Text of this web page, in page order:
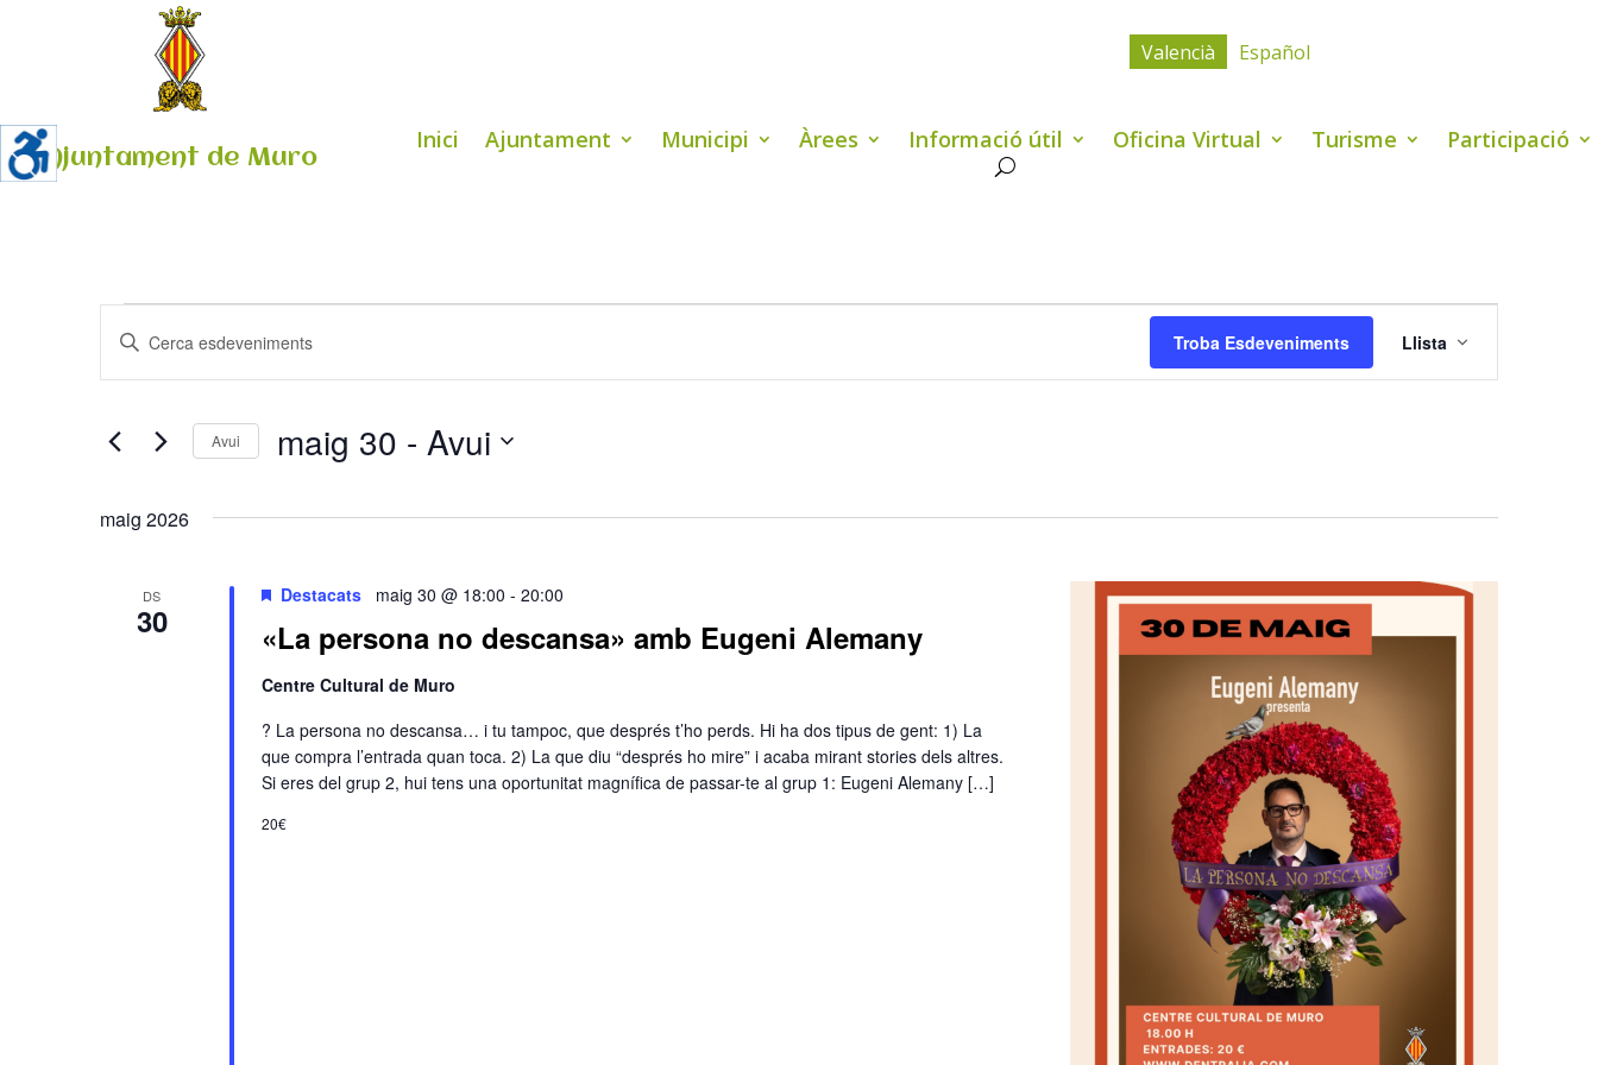
Ajuntament de Muro
Valencià Español
Inici Ajuntament Municipi Àrees Informació útil Oficina Virtual Turisme Participació
Esdeveniments
Navegació
visual
i
d'Esdeveniments
Introduïu
clau.
per
Troba Esdeveniments
Navegació
de
Llista
Avui maig 30 - Avui
una
maig 2026
DS
30 «La persona no descansa» amb Eugeni Alemany
Destacats maig 30 @ 18:00 - 20:00
Centre Cultural de Muro
? La persona no descansa… i tu tampoc, que després t’ho perds. Hi ha dos tipus de gent: 1) La
que compra l’entrada quan toca. 2) La que diu “després ho mire” i acaba mirant stories dels altres.
Si eres del grup 2, hui tens una oportunitat magnífica de passar-te al grup 1: Eugeni Alemany […]
20€